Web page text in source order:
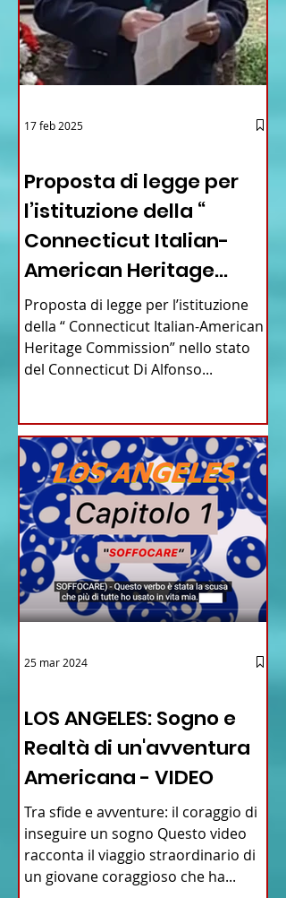
Proposta di legge per
l’istituzione della “
Connecticut Italian-
American Heritage
Commission” nello stato
del Connecticut
Proposta di legge per l’istituzione
della “ Connecticut Italian-American
Heritage Commission” nello stato
del Connecticut Di Alfonso...
17 feb 2025
LOS ANGELES: Sogno e
Realtà di un'avventura
Americana - VIDEO
Tra sfide e avventure: il coraggio di
inseguire un sogno Questo video
racconta il viaggio straordinario di
un giovane coraggioso che ha...
25 mar 2024